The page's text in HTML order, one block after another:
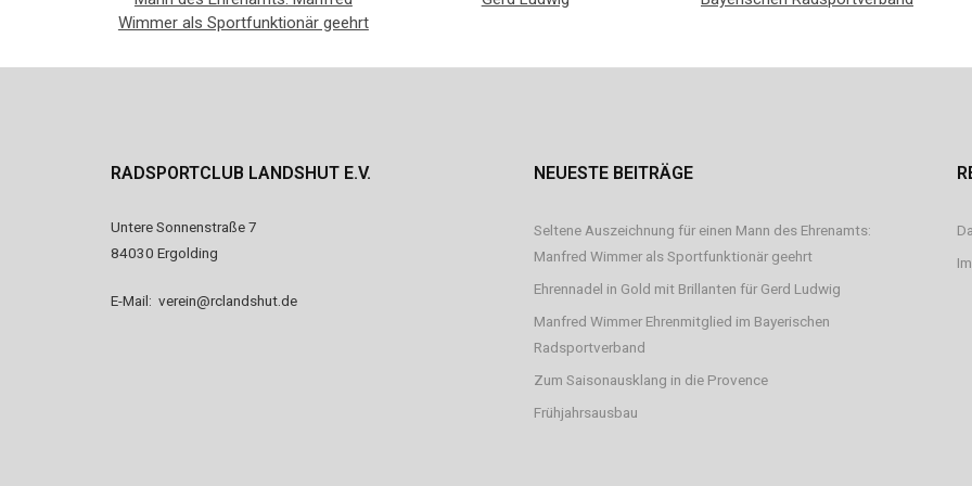
Wimmer als Sportfunktionär geehrt
RADSPORTCLUB LANDSHUT E.V.
Untere Sonnenstraße 7
84030 Ergolding
E-Mail: verein@rclandshut.de
NEUESTE BEITRÄGE
Seltene Auszeichnung für einen Mann des Ehrenamts:
Manfred Wimmer als Sportfunktionär geehrt
Ehrennadel in Gold mit Brillanten für Gerd Ludwig
Manfred Wimmer Ehrenmitglied im Bayerischen
Radsportverband
Zum Saisonausklang in die Provence
Frühjahrsausbau